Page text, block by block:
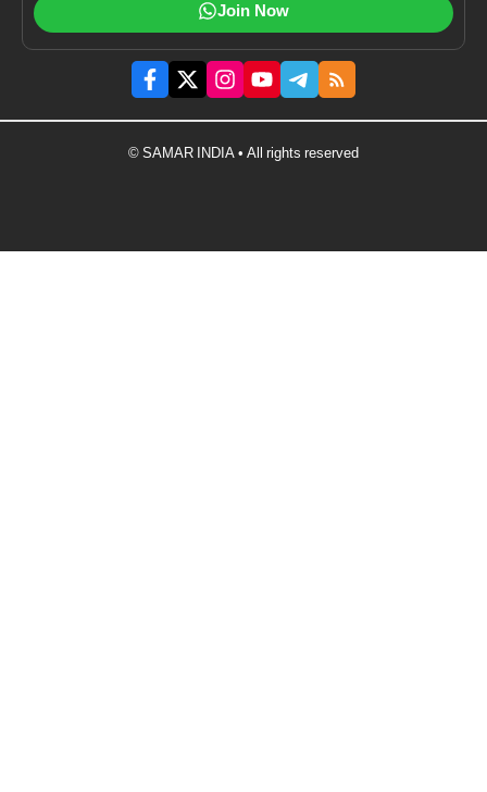
Join Now
© SAMAR INDIA • All rights reserved